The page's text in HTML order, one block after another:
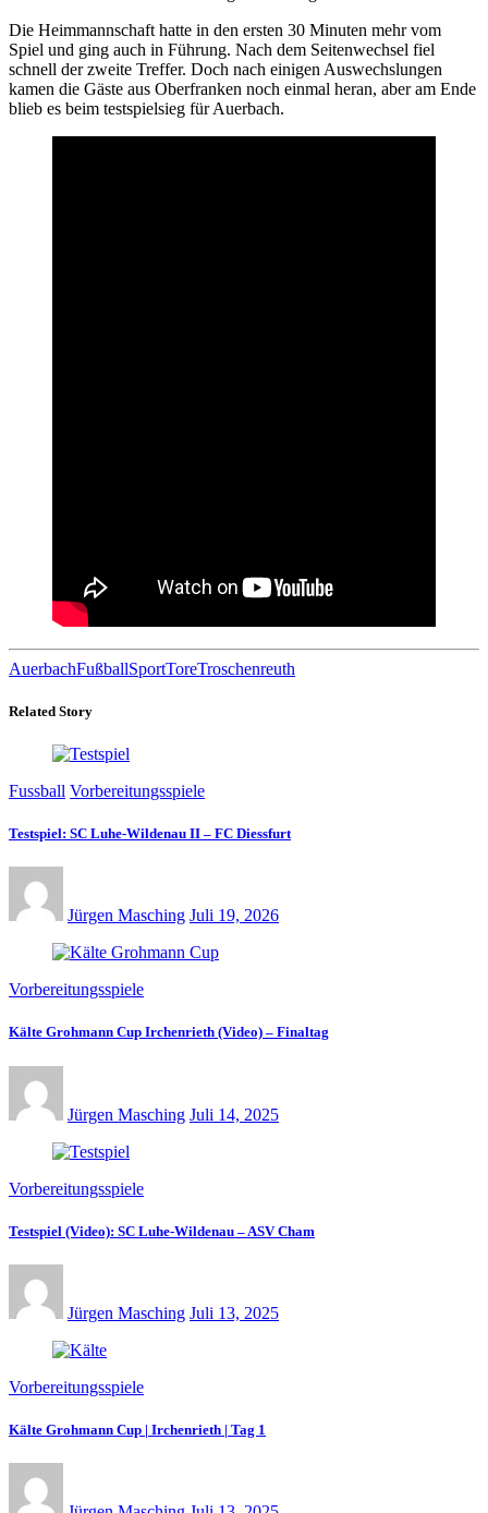
Die Heimmannschaft hatte in den ersten 30 Minuten mehr vom
Spiel und ging auch in Führung. Nach dem Seitenwechsel fiel
schnell der zweite Treffer. Doch nach einigen Auswechslungen
kamen die Gäste aus Oberfranken noch einmal heran, aber am Ende
blieb es beim testspielsieg für Auerbach.
AuerbachFußballSportToreTroschenreuth
Related Story
Fussball Vorbereitungsspiele
Testspiel: SC Luhe-Wildenau II – FC Diessfurt
Jürgen Masching Juli 19, 2026
Vorbereitungsspiele
Kälte Grohmann Cup Irchenrieth (Video) – Finaltag
Jürgen Masching Juli 14, 2025
Vorbereitungsspiele
Testspiel (Video): SC Luhe-Wildenau – ASV Cham
Jürgen Masching Juli 13, 2025
Vorbereitungsspiele
Kälte Grohmann Cup | Irchenrieth | Tag 1